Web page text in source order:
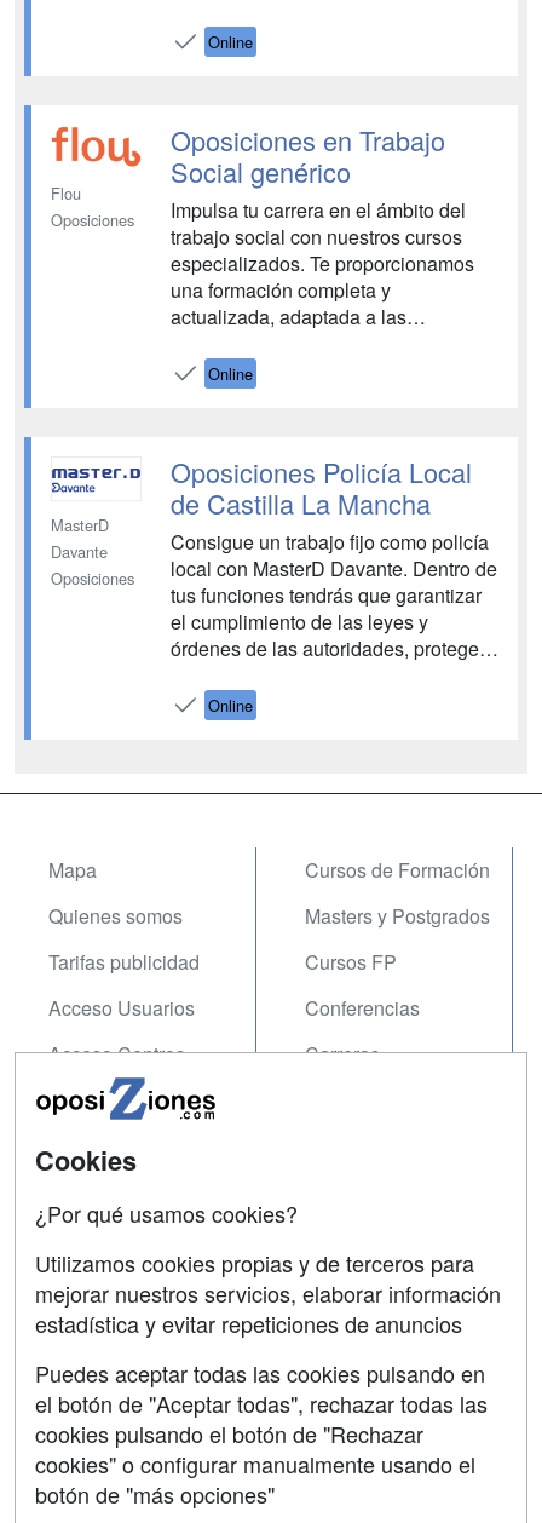
supervisión de un responsable.
Tendrás a tu disposición todos los
entrenadores personales,...
Online
Flou
Oposiciones
Oposiciones en Trabajo
Social genérico
Impulsa tu carrera en el ámbito del
trabajo social con nuestros cursos
especializados. Te proporcionamos
una formación completa y
actualizada, adaptada a las
actual. Prepárate con nosotros y
marca la diferencia....
Online
MasterD
Davante
Oposiciones
Oposiciones Policía Local
de Castilla La Mancha
Consigue un trabajo fijo como policía
local con MasterD Davante. Dentro de
tus funciones tendrás que garantizar
el cumplimiento de las leyes y
órdenes de las autoridades, proteger
de peligro, y vigilar edificios e
instalaciones públicas. Tendrás a tu
Online
Mapa
Quienes somos
Tarifas publicidad
Acceso Usuarios
Acceso Centros
Cursos de Formación
Masters y Postgrados
Cursos FP
Conferencias
Carreras
Contactar
Copyleft
Grupo formazion:
Cookies
¿Por qué usamos cookies?
Utilizamos cookies propias y de terceros para
mejorar nuestros servicios, elaborar información
estadística y evitar repeticiones de anuncios
Puedes aceptar todas las cookies pulsando en
el botón de "Aceptar todas", rechazar todas las
cookies pulsando el botón de "Rechazar
cookies" o configurar manualmente usando el
botón de "más opciones"